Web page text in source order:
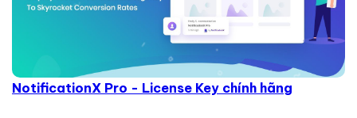
NotificationX Pro - License Key chính hãng